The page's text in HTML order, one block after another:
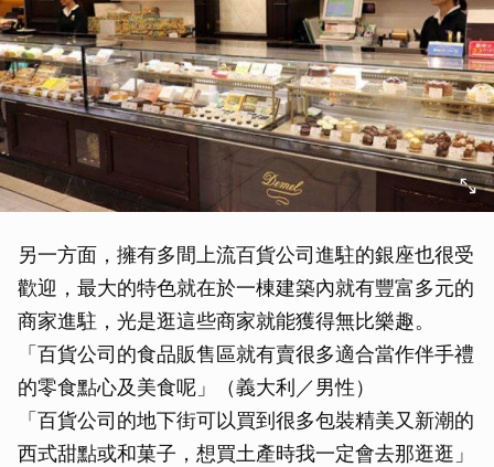
另一方面，擁有多間上流百貨公司進駐的銀座也很受
歡迎，最大的特色就在於一棟建築內就有豐富多元的
商家進駐，光是逛這些商家就能獲得無比樂趣。
「百貨公司的食品販售區就有賣很多適合當作伴手禮
的零食點心及美食呢」（義大利／男性）
「百貨公司的地下街可以買到很多包裝精美又新潮的
西式甜點或和菓子，想買土產時我一定會去那逛逛」
取消